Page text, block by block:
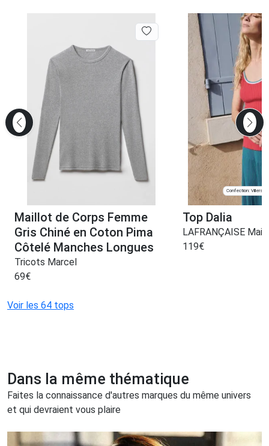
Maillot de Corps Femme
Gris Chiné en Coton Pima
Côtelé Manches Longues
Tricots Marcel
69€
Confection: Villers-
Top Dalia
LAFRANÇAISE
119€
Voir les 64 tops
Dans la même thématique
Faites la connaissance d'autres marques du même univers
et qui devraient vous plaire